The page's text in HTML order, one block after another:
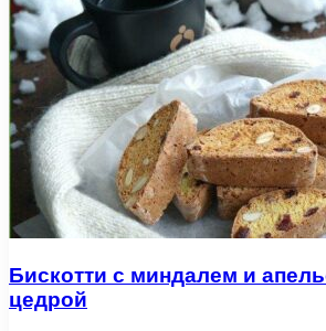
Бискотти с миндалем и
цедрой